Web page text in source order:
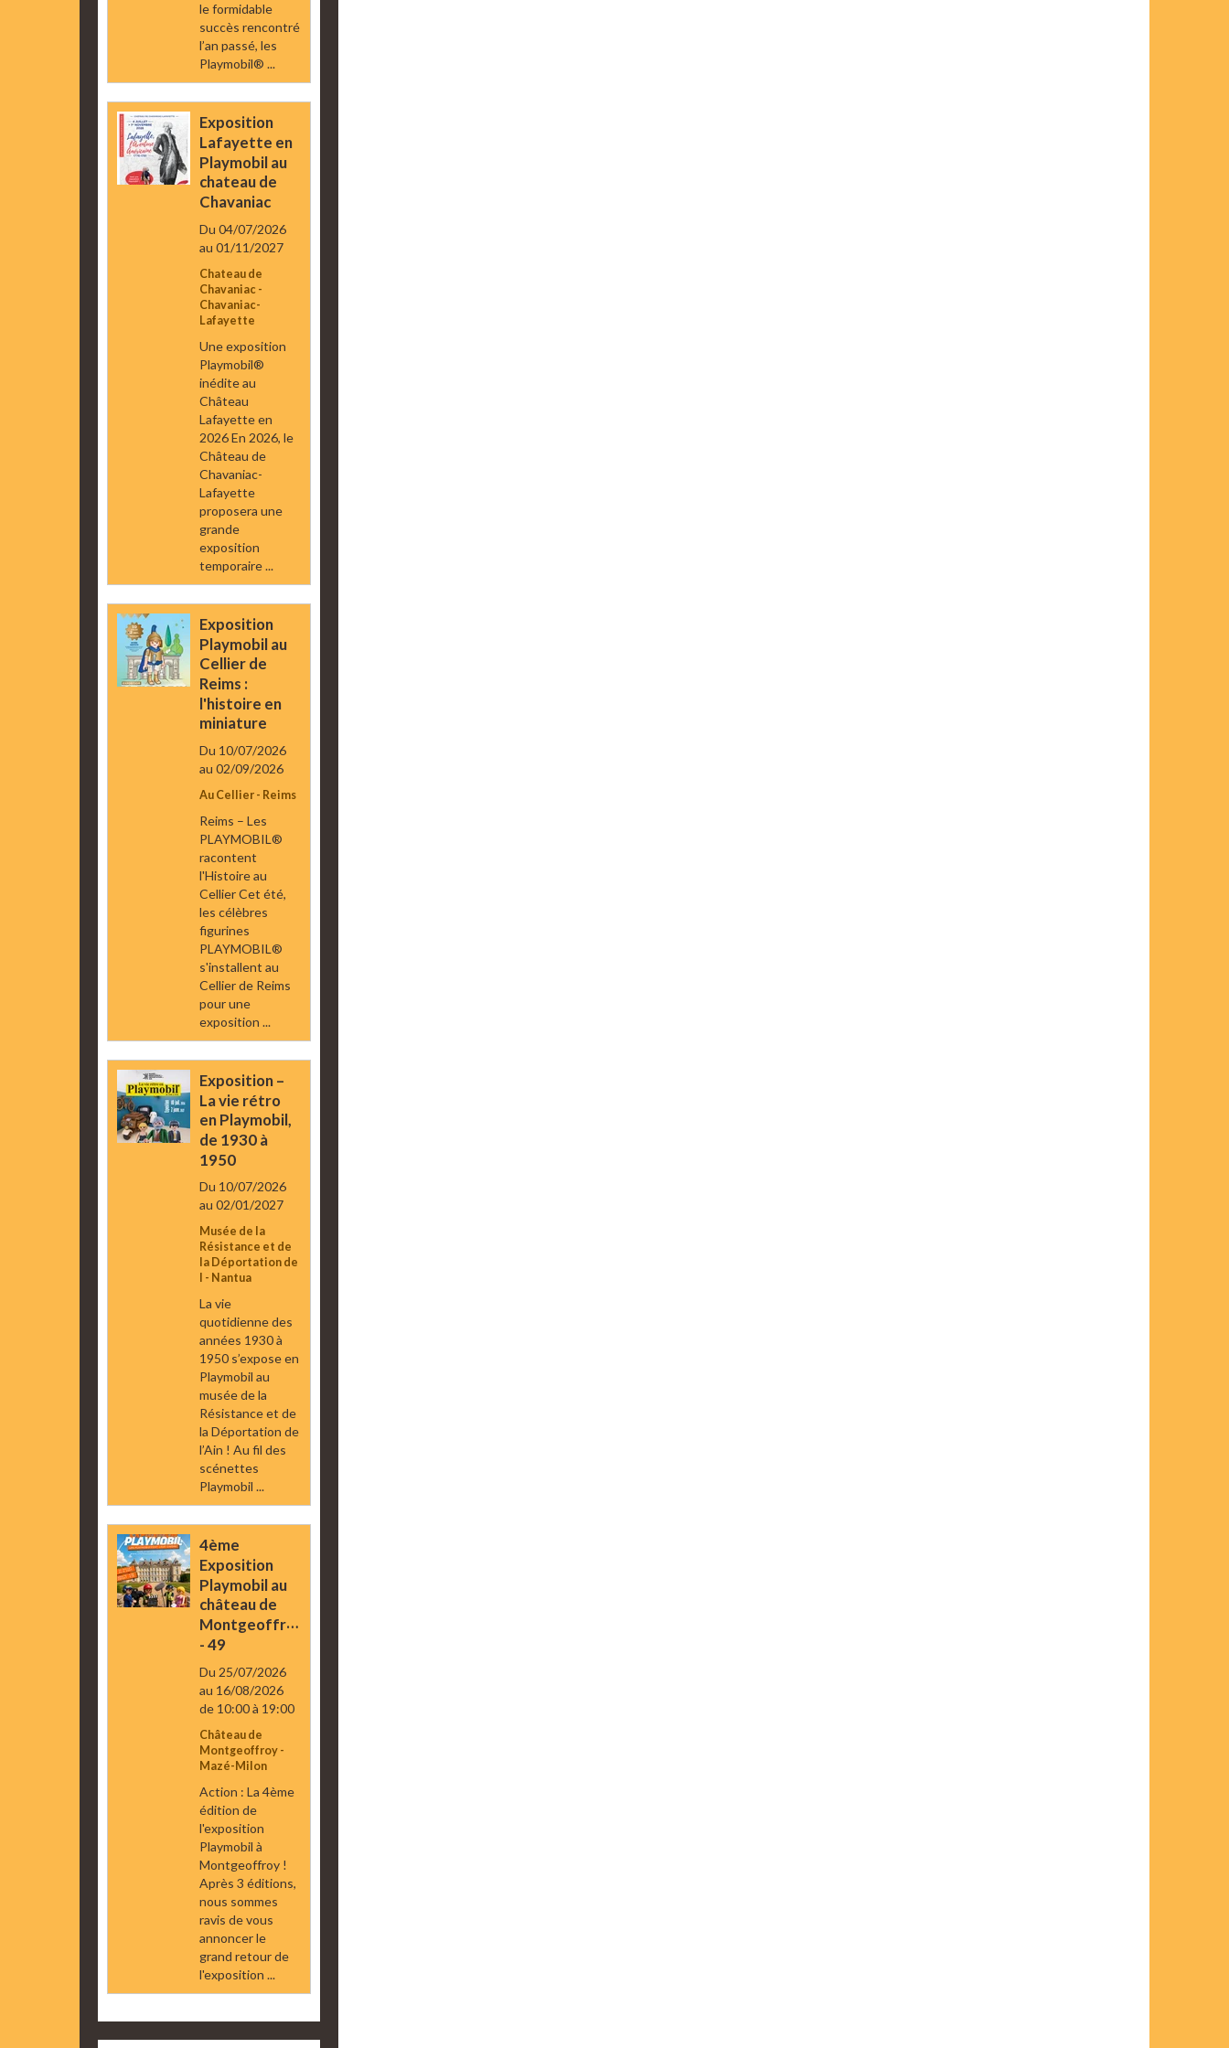
le formidable
succès rencontré
l’an passé, les
Playmobil® ...
Exposition
Lafayette en
Playmobil au
chateau de
Chavaniac
Du 04/07/2026
au 01/11/2027
Chateau de
Chavaniac -
Chavaniac-
Lafayette
Une exposition
Playmobil®
inédite au
Château
Lafayette en
2026 En 2026, le
Château de
Chavaniac-
Lafayette
proposera une
grande
exposition
temporaire ...
Exposition
Playmobil au
Cellier de
Reims :
l'histoire en
miniature
Du 10/07/2026
au 02/09/2026
Au Cellier - Reims
Reims – Les
PLAYMOBIL®
racontent
l'Histoire au
Cellier Cet été,
les célèbres
figurines
PLAYMOBIL®
s'installent au
Cellier de Reims
pour une
exposition ...
Exposition –
La vie rétro
en Playmobil,
de 1930 à
1950
Du 10/07/2026
au 02/01/2027
Musée de la
Résistance et de
la Déportation de
l - Nantua
La vie
quotidienne des
années 1930 à
1950 s’expose en
Playmobil au
musée de la
Résistance et de
la Déportation de
l’Ain ! Au fil des
scénettes
Playmobil ...
4ème
Exposition
Playmobil au
château de
Montgeoffroy
- 49
Du 25/07/2026
au 16/08/2026
de 10:00à 19:00
Château de
Montgeoffroy -
Mazé-Milon
Action : La 4ème
édition de
l'exposition
Playmobil à
Montgeoffroy !
Après 3 éditions,
nous sommes
ravis de vous
annoncer le
grand retour de
l'exposition ...